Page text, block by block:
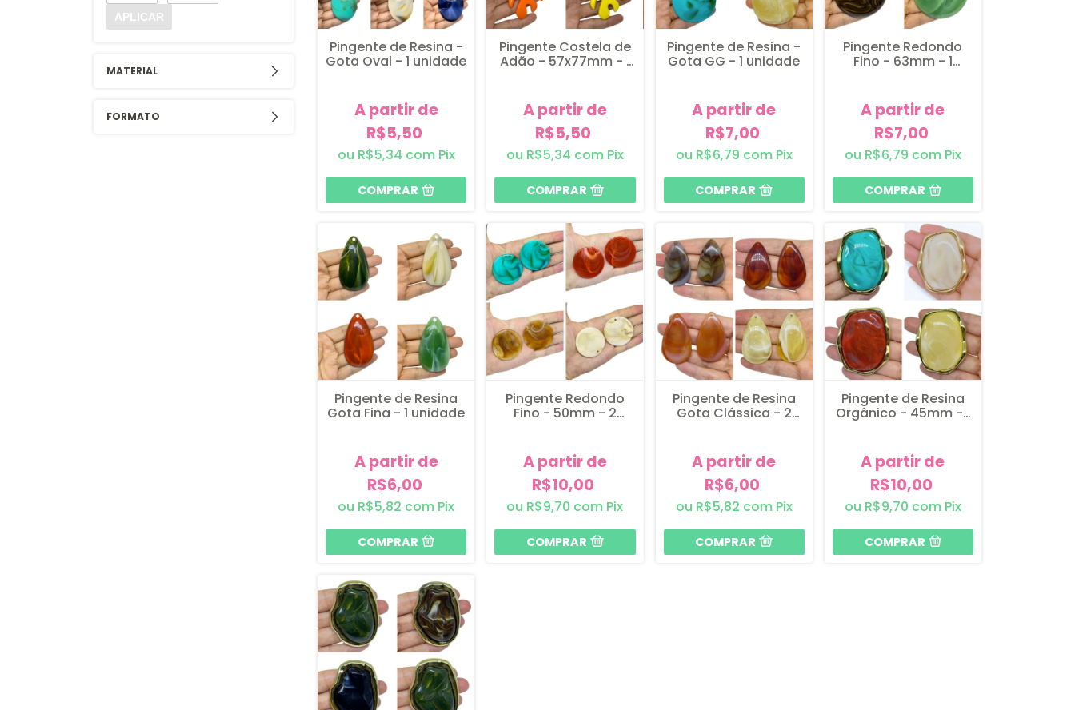
APLICAR
MATERIAL
FORMATO
Pingente de Resina -
Gota Oval - 1 unidade
A partir de
R$5,50
R$5,34 com Pix
COMPRAR
Pingente Costela de
Adão - 57x77mm - 1
A partir de
R$5,50
R$5,34 com Pix
COMPRAR
Pingente de Resina -
Gota GG - 1 unidade
A partir de
R$7,00
R$6,79 com Pix
COMPRAR
Pingente Redondo
Fino - 63mm - 1
A partir de
R$7,00
R$6,79 com Pix
COMPRAR
Pingente de Resina
Gota Fina - 1 unidade
A partir de
R$6,00
R$5,82 com Pix
COMPRAR
Pingente Redondo
Fino - 50mm - 2
A partir de
R$10,00
R$9,70 com Pix
COMPRAR
Pingente de Resina
Gota Clássica - 2
A partir de
R$6,00
R$5,82 com Pix
COMPRAR
Pingente de Resina
Orgânico - 45mm - 1
A partir de
R$10,00
R$9,70 com Pix
COMPRAR